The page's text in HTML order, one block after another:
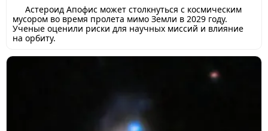
Астероид Апофис может столкнуться с космическим
мусором во время пролета мимо Земли в 2029 году.
Ученые оценили риски для научных миссий и влияние
на орбиту.